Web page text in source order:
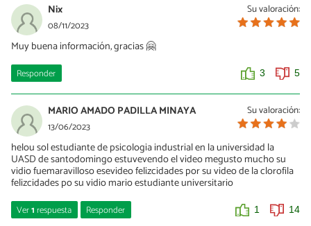
Su valoración:
Nix
08/11/2023
Muy buena información, gracias 🤗
Responder 3 5
Su valoración:
MARIO AMADO PADILLA MINAYA
13/06/2023
helou sol estudiante de psicologia industrial en la universidad la
UASD de santodomingo estuvevendo el video megusto mucho su
vidio fuemaravilloso esevideo felizcidades por su video de la clorofila
felizcidades po su vidio mario estudiante universitario
Ver1respuesta Responder 1 14